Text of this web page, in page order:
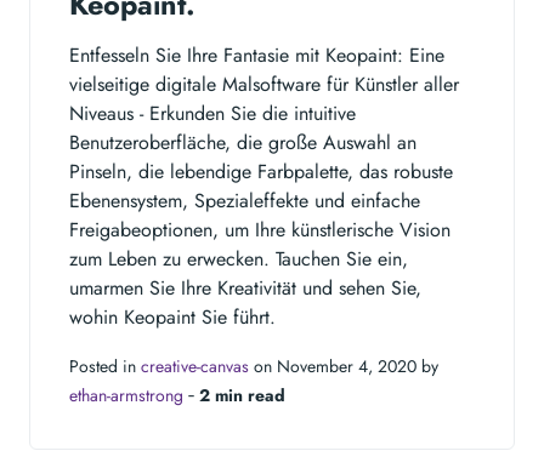
Entfesseln Sie Ihre Fantasie mit Keopaint: Eine
vielseitige digitale Malsoftware für Künstler aller
Niveaus - Erkunden Sie die intuitive
Benutzeroberfläche, die große Auswahl an
Pinseln, die lebendige Farbpalette, das robuste
Ebenensystem, Spezialeffekte und einfache
Freigabeoptionen, um Ihre künstlerische Vision
zum Leben zu erwecken. Tauchen Sie ein,
umarmen Sie Ihre Kreativität und sehen Sie,
wohin Keopaint Sie führt.
Posted in creative-canvas on November 4, 2020 by
ethan-armstrong ‐ 2 min read